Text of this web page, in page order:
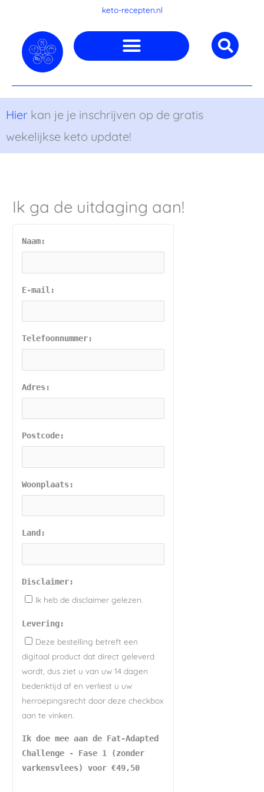
inhoud
keto-recepten.nl
Hier kan je je inschrijven op de gratis
wekelijkse keto update!
Ik ga de uitdaging aan!
Naam:
E-mail:
Telefoonnummer:
Adres:
Postcode:
Woonplaats:
Land:
Disclaimer:
Ik heb de disclaimer gelezen.
Levering:
Deze bestelling betreft een
digitaal product dat direct geleverd
wordt, dus ziet u van uw 14 dagen
bedenktijd af en verliest u uw
herroepingsrecht door deze checkbox
aan te vinken.
Ik doe mee aan de Fat-Adapted
Challenge - Fase 1 (zonder
varkensvlees) voor €49,50